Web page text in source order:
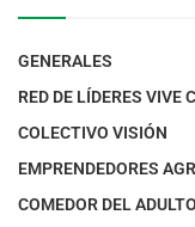
GENERALES
RED DE LÍDERES VIVE
COLECTIVO VISIÓN
EMPRENDEDORES
COMEDOR DEL